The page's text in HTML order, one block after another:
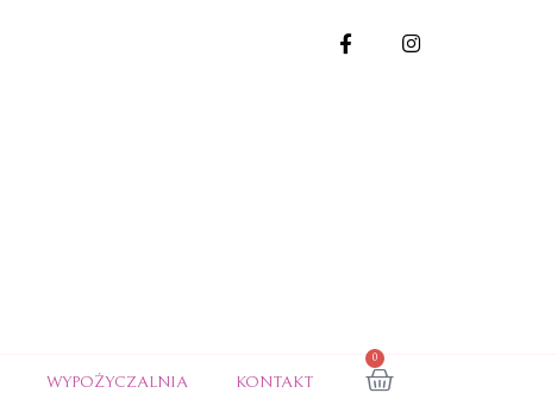
WYPOŻYCZALNIA KONTAKT
0